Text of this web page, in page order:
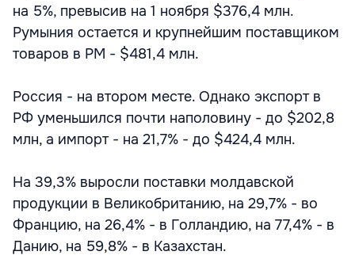
на 5%, превысив на 1 ноября $376,4 млн.
Румыния остается и крупнейшим поставщиком
товаров в РМ - $481,4 млн.
Россия - на втором месте. Однако экспорт в
РФ уменьшился почти наполовину - до $202,8
млн, а импорт - на 21,7% - до $424,4 млн.
На 39,3% выросли поставки молдавской
продукции в Великобританию, на 29,7% - во
Францию, на 26,4% - в Голландию, на 77,4% - в
Данию, на 59,8% - в Казахстан.